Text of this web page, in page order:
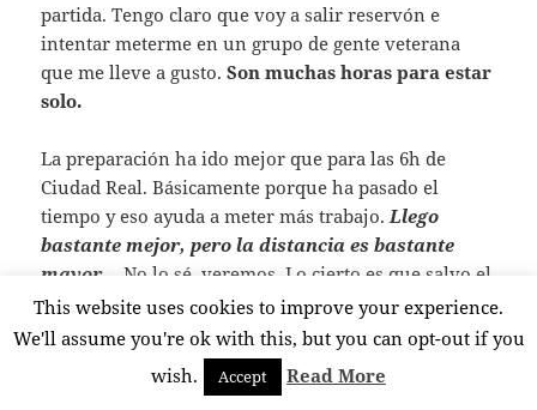
partida. Tengo claro que voy a salir reservón e
intentar meterme en un grupo de gente veterana
que me lleve a gusto.Son muchas horas para estar
solo.
La preparación ha ido mejor que para las 6h de
Ciudad Real. Básicamente porque ha pasado el
tiempo y eso ayuda a meter más trabajo. Llego
bastante mejor, pero la distancia es bastante
mayor…No lo sé, veremos. Lo cierto es que salvo el
lunes después de las 6h, he entrenado todos los días.
Viendo incluso durante cierto tiempo el número 4
en la casilla del ritmo.
This website uses cookies to improve your experience.
We'll assume you're ok with this, but you can opt-out if you
wish.
Accept Read More